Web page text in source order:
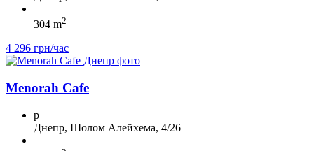
304 m2
4 296 грн/час
Menorah Cafe
p
Днепр, Шолом Алейхема, 4/26